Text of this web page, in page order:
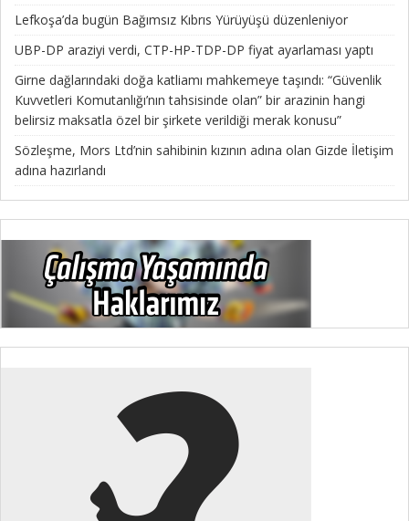
Lefkoşa’da bugün Bağımsız Kıbrıs Yürüyüşü düzenleniyor
UBP-DP araziyi verdi, CTP-HP-TDP-DP fiyat ayarlaması yaptı
Girne dağlarındaki doğa katliamı mahkemeye taşındı: “Güvenlik
Kuvvetleri Komutanlığı’nın tahsisinde olan” bir arazinin hangi
belirsiz maksatla özel bir şirkete verildiği merak konusu”
Sözleşme, Mors Ltd’nin sahibinin kızının adına olan Gizde İletişim
adına hazırlandı